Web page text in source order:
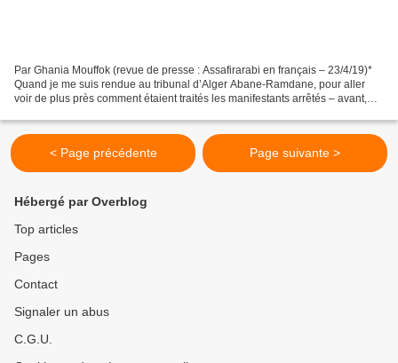
Par Ghania Mouffok (revue de presse : Assafirarabi en français – 23/4/19)*
Quand je me suis rendue au tribunal d’Alger Abane-Ramdane, pour aller
voir de plus près comment étaient traités les manifestants arrêtés – avant,
< Page précédente Page suivante >
Hébergé par Overblog
Top articles
Pages
Contact
Signaler un abus
C.G.U.